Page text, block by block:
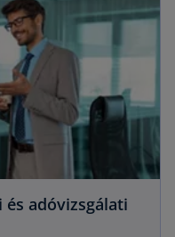
és adóvizsgálati